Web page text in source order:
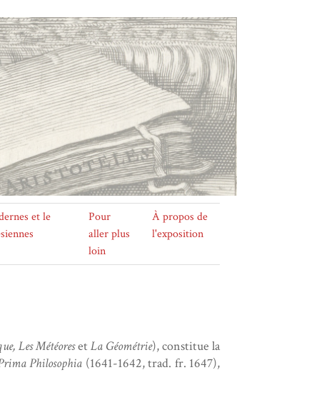
et le
Pour
aller plus
loin
À propos de
l'exposition
Les MétéoresetLa Géométrie), constitue la
Philosophia (1641-1642, trad. fr. 1647),